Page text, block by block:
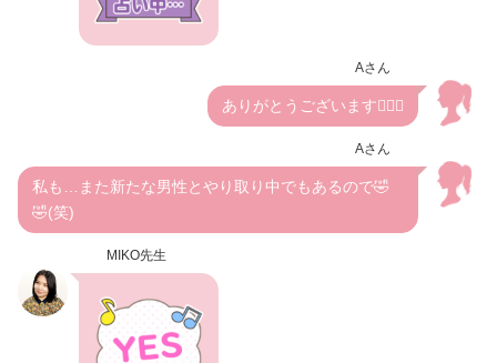
Aさん
ありがとうございます🙇🏻‍♀️
Aさん
私も…また新たな男性とやり取り中でもあるので🤣
🤣(笑)
MIKO先生